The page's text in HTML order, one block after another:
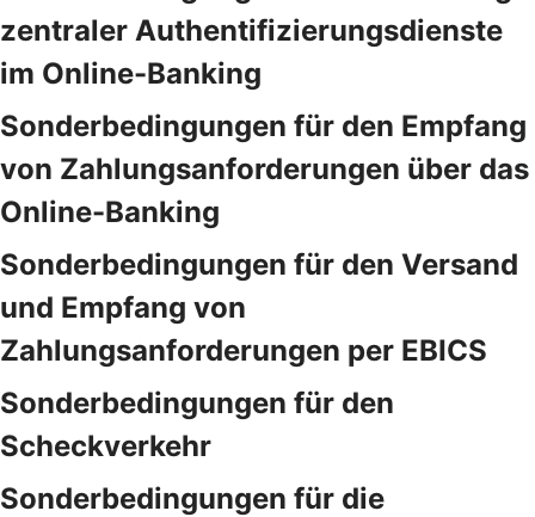
zentraler Authentifizierungsdienste
im Online-Banking
Sonderbedingungen für den Empfang
von Zahlungsanforderungen über das
Online-Banking
Sonderbedingungen für den Versand
und Empfang von
Zahlungsanforderungen per EBICS
Sonderbedingungen für den
Scheckverkehr
Sonderbedingungen für die